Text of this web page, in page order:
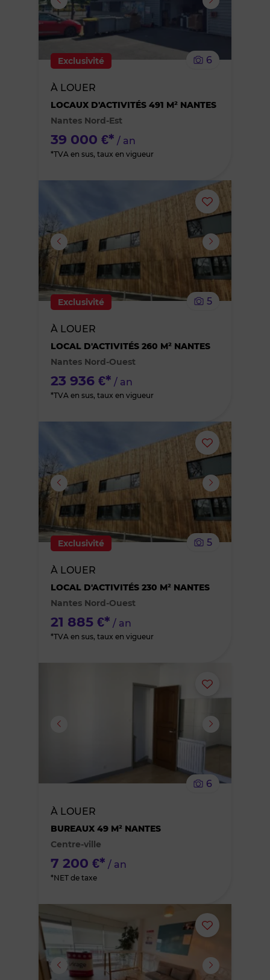
supprimer
des
Exclusivité 6
À LOUER
LOCAUX D'ACTIVITÉS 491 M² NANTES
Nantes Nord-Est
39 000 €* / an
*TVA en sus, taux en vigueur
Ajouter
ou
supprimer
Exclusivité 5
À LOUER
LOCAL D'ACTIVITÉS 260 M² NANTES
Nantes Nord-Ouest
23 936 €* / an
*TVA en sus, taux en vigueur
Ajouter
ou
supprimer
Exclusivité 5
À LOUER
LOCAL D'ACTIVITÉS 230 M² NANTES
Nantes Nord-Ouest
21 885 €* / an
*TVA en sus, taux en vigueur
Ajouter
6
À LOUER
BUREAUX 49 M² NANTES
Centre-ville
7 200 €* / an
*NET de taxe
Ajouter
ou